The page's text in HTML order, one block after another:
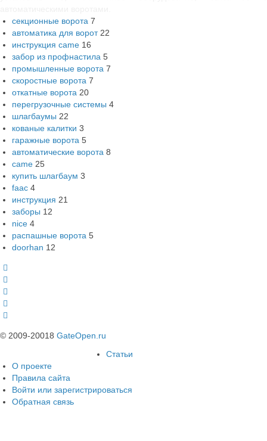
секционные ворота 7
автоматика для ворот 22
инструкция came 16
забор из профнастила 5
промышленные ворота 7
скоростные ворота 7
откатные ворота 20
перегрузочные системы 4
шлагбаумы 22
кованые калитки 3
гаражные ворота 5
автоматические ворота 8
came 25
купить шлагбаум 3
faac 4
инструкция 21
заборы 12
nice 4
распашные ворота 5
doorhan 12
© 2009-20018 GateOpen.ru
Статьи
О проекте
Правила сайта
Войти или зарегистрироваться
Обратная связь